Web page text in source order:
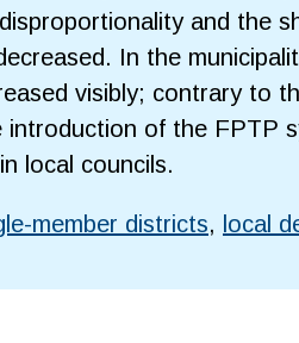
and the
In the
visibly; contrary to
of the FPTP
local councils.
member districts, local